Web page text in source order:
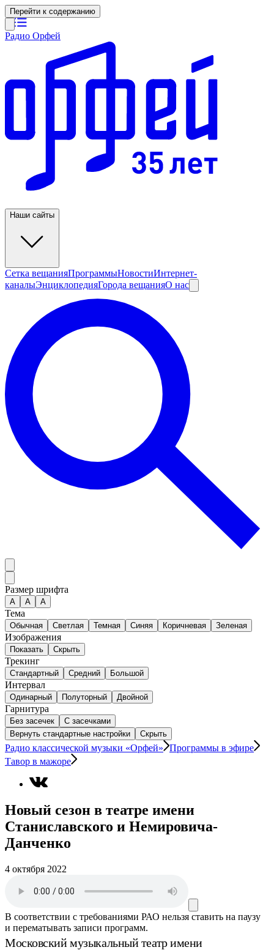
Перейти к содержанию
Радио Орфей
Наши сайты
Сетка вещанияПрограммыНовостиИнтернет-
каналыЭнциклопедияГорода вещанияО нас
Размер шрифта
А A A
Тема
Обычная Светлая Темная Синяя Коричневая Зеленая
Изображения
Показать Скрыть
Трекинг
Стандартный Средний Большой
Интервал
Одинарный Полуторный Двойной
Гарнитура
Без засечек
С засечками
Вернуть стандартные настройки
Скрыть
Радио классической музыки «Орфей»
Программы в эфире
Тавор в мажоре
Новый сезон в театре имени
Станиславского и Немировича-
Данченко
4 октября 2022
В соответствии с требованиями РАО нельзя ставить на паузу
и перематывать записи программ.
Московский музыкальный театр имени